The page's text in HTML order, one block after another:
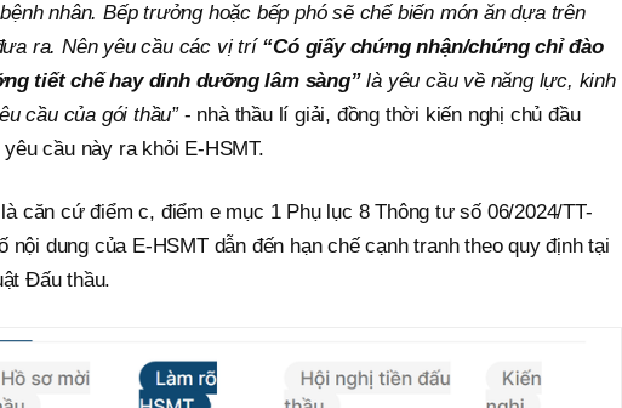
nhân. Bếp trưởng hoặc bếp phó sẽ chế biến món ăn dựa trên
ra. Nên yêu cầu các vị trí “Có giấy chứng nhận/chứng chỉ đào
tiết chế hay dinh dưỡng lâm sàng”là yêu cầu về năng lực, kinh
cầu của gói thầu”- nhà thầu lí giải, đồng thời kiến nghị chủ đầu
cầu này ra khỏi E-HSMT.
căn cứ điểm c, điểm e mục 1 Phụ lục 8 Thông tư số 06/2024/TT-
nội dung của E-HSMT dẫn đến hạn chế cạnh tranh theo quy định tại
Đấu thầu.